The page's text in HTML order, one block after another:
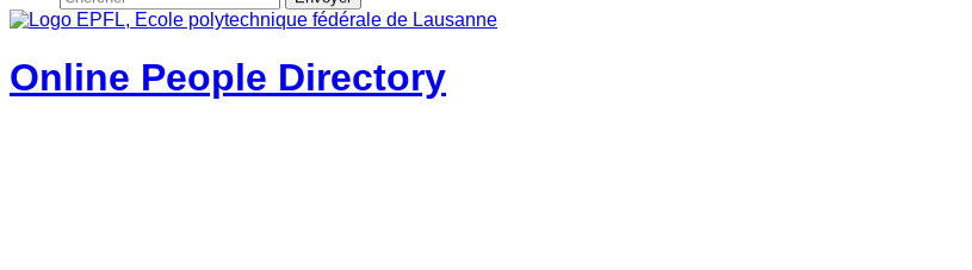
Online People Directory